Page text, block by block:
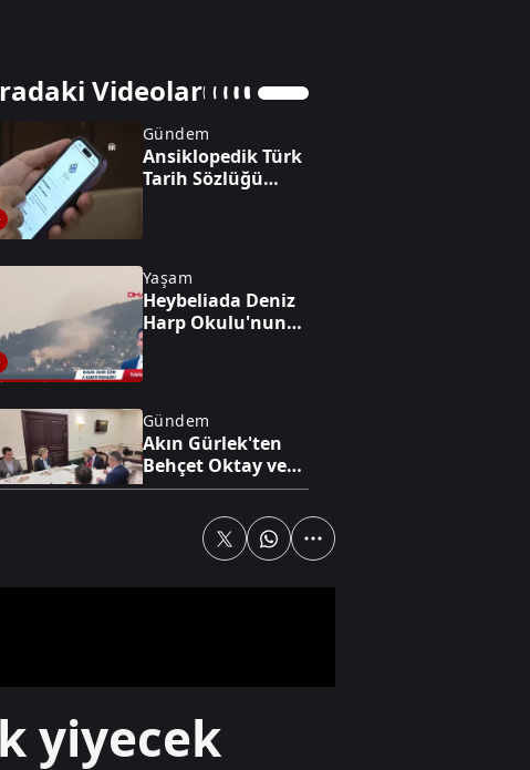
Videolar
Gündem
Ansiklopedik Türk
Tarih Sözlüğü
Yaşam
Heybeliada Deniz
Harp Okulu'nun
Gündem
Akın Gürlek'ten
Behçet Oktay ve
Uğur Mumcu
görüşme
Evdeki tehlike:
Cumhuriyet
tarihinin en
yiyecek